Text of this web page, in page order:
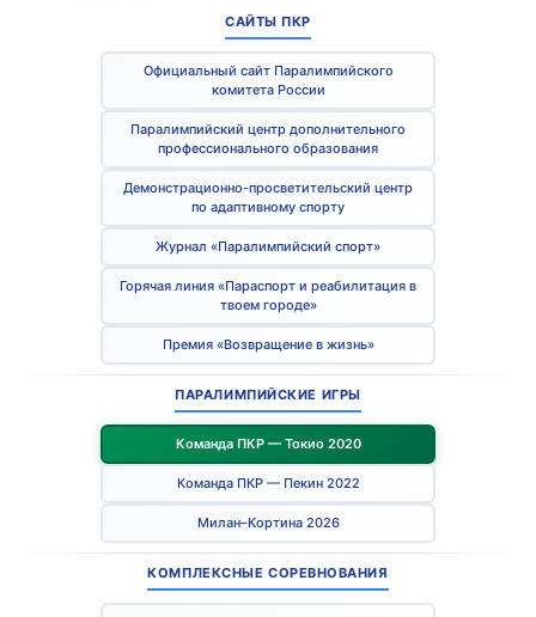
САЙТЫ ПКР
Официальный сайт Паралимпийского
комитета России
Паралимпийский центр дополнительного
профессионального образования
Демонстрационно-просветительский центр
по адаптивному спорту
Журнал «Паралимпийский спорт»
Горячая линия «Параспорт и реабилитация в
твоем городе»
Премия «Возвращение в жизнь»
ПАРАЛИМПИЙСКИЕ ИГРЫ
Команда ПКР — Токио 2020
Команда ПКР — Пекин 2022
Милан–Кортина 2026
КОМПЛЕКСНЫЕ СОРЕВНОВАНИЯ